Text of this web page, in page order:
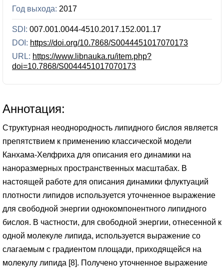
Год выхода: 2017
SDI: 007.001.0044-4510.2017.152.001.17
DOI: https://doi.org/10.7868/S0044451017070173
URL: https://www.libnauka.ru/item.php?
doi=10.7868/S0044451017070173
Аннотация:
Структурная неоднородность липидного бислоя является
препятствием к применению классической модели
Канхама-Хелфриха для описания его динамики на
наноразмерных пространственных масштабах. В
настоящей работе для описания динамики флуктуаций
плотности липидов используется уточненное выражение
для свободной энергии однокомпонентного липидного
бислоя. В частности, для свободной энергии, отнесенной к
одной молекуле липида, используется выражение со
слагаемым с градиентом площади, приходящейся на
молекулу липида [8]. Получено уточненное выражение